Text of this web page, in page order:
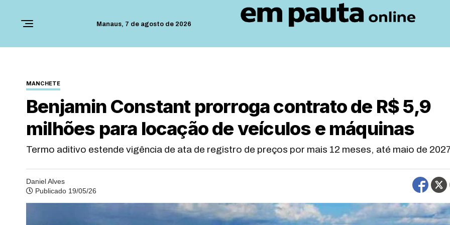
Manaus, 7 de agosto de 2026
MANCHETE
Benjamin Constant prorroga contrato de R$ 5,9
milhões para locação de veículos e máquinas
Termo aditivo estende vigência de ata de registro de preços por mais 12 meses, até maio de
Daniel Alves
Publicado 19/05/26